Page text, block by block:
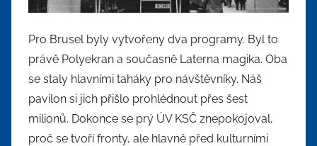
Pro Brusel byly vytvořeny dva programy. Byl to
právě Polyekran a současně Laterna magika. Oba
se staly hlavními taháky pro návštěvníky. Náš
pavilon si jich přišlo prohlédnout přes šest
milionů. Dokonce se prý ÚV KSČ znepokojoval,
proč se tvoří fronty, ale hlavně před kulturními